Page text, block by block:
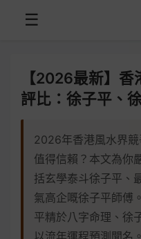
☰
【2026最新】
評比：徐子平、
2026年香港風水界
值得信賴？本文為你
括玄學泰斗徐子平、
氣高企嘅徐子平師傅
平精於八字命理、徐
以流年運程預測聞名